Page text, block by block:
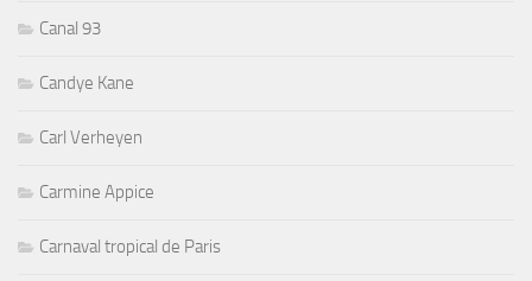
Canal 93
Candye Kane
Carl Verheyen
Carmine Appice
Carnaval tropical de Paris